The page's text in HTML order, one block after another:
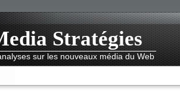
Stratégies
sur les nouveaux média du Web